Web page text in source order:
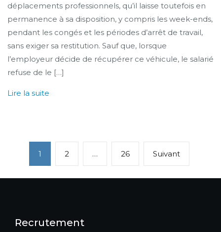
déplacements professionnels, qu’il laisse toutefois en
permanence à sa disposition, y compris les week-ends,
pendant les congés et les périodes d’arrêt de travail,
sans exiger sa restitution. Sauf que, lorsque
l’employeur décide de récupérer ce véhicule, le salarié
refuse de le […]
Lire la suite
Navigation
articles
1 2 … 26 Suivant
Recrutement